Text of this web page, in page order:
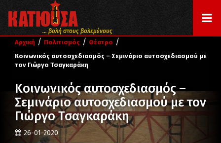
... βολή στους βολεμένους
Αρχική / Πολιτισμός / Θέατρο /
Κοινωνικός αυτοσχεδιασμός – Σεμινάριο αυτοσχεδιασμού με
τον Γιώργο Τσαγκαράκη
Κοινωνικός αυτοσχεδιασμός –
Σεμινάριο αυτοσχεδιασμού με τον
Γιώργο Τσαγκαράκη
26-01-2020